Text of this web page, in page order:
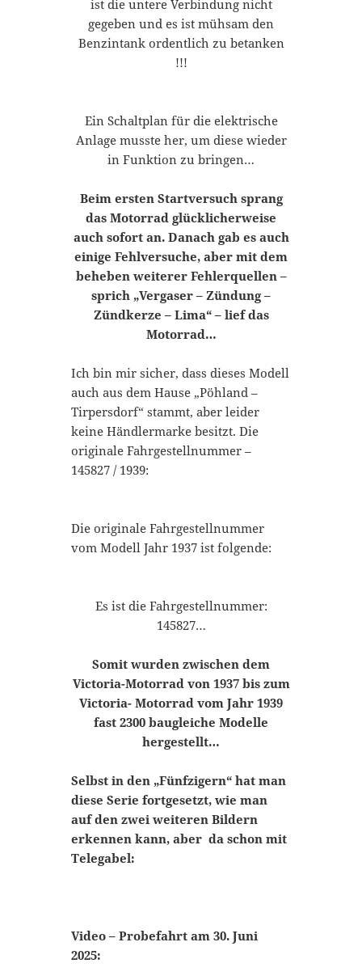
ist die untere Verbindung nicht
gegeben und es ist mühsam den
Benzintank ordentlich zu betanken
!!!
Ein Schaltplan für die elektrische
Anlage musste her, um diese wieder
in Funktion zu bringen…
Beim ersten Startversuch sprang
das Motorrad glücklicherweise
auch sofort an. Danach gab es auch
einige Fehlversuche, aber mit dem
beheben weiterer Fehlerquellen –
sprich „Vergaser – Zündung –
Zündkerze – Lima“ – lief das
Motorrad…
Ich bin mir sicher, dass dieses Modell
auch aus dem Hause „Pöhland –
Tirpersdorf“ stammt, aber leider
keine Händlermarke besitzt. Die
originale Fahrgestellnummer –
145827 / 1939:
Die originale Fahrgestellnummer
vom Modell Jahr 1937 ist folgende:
Es ist die Fahrgestellnummer:
145827…
Somit wurden zwischen dem
Victoria-Motorrad von 1937 bis zum
Victoria- Motorrad vom Jahr 1939
fast 2300 baugleiche Modelle
hergestellt…
Selbst in den „Fünfzigern“ hat man
diese Serie fortgesetzt, wie man
auf den zwei weiteren Bildern
erkennen kann, aber da schon mit
Telegabel:
Video – Probefahrt am 30. Juni
2025: